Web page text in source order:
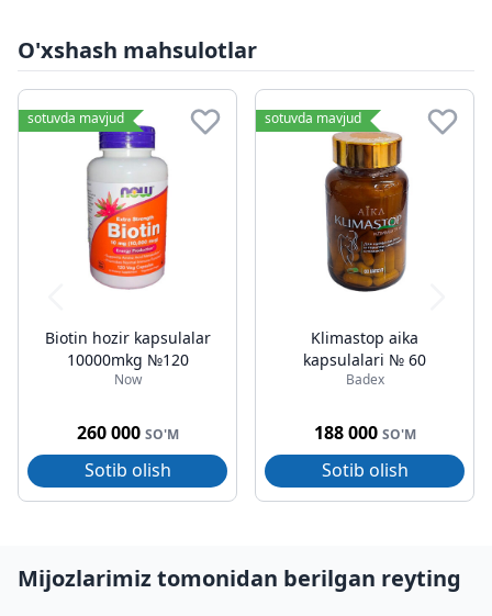
O'xshash mahsulotlar
sotuvda mavjud
Biotin hozir kapsulalar
10000mkg №120
Now
260 000 SO'M
Sotib olish
sotuvda mavjud
Klimastop aika
kapsulalari № 60
Badex
188 000 SO'M
Sotib olish
Mijozlarimiz tomonidan berilgan reyting